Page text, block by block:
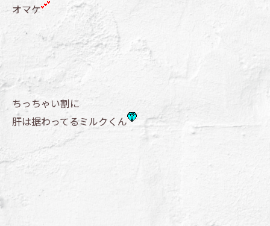
オマケ
ちっちゃい割に
肝は据わってるミルクくん